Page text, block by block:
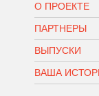
О ПРОЕКТЕ
ПАРТНЕРЫ
ВЫПУСКИ
ВАША